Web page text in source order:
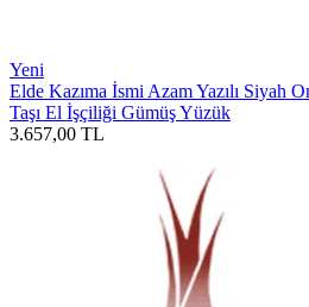
Yeni
Elde Kazıma İsmi Azam Yazılı Siyah
Taşı El İşçiliği Gümüş Yüzük
3.657,00 TL